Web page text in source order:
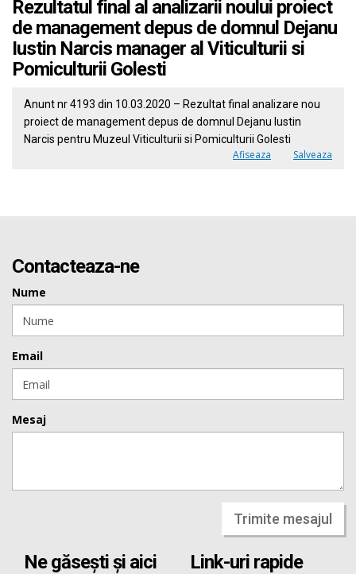
Rezultatul final al analizarii noului proiect
de management depus de domnul Dejanu
Iustin Narcis manager al Viticulturii si
Pomiculturii Golesti
Anunt nr 4193 din 10.03.2020 – Rezultat final analizare nou
proiect de management depus de domnul Dejanu Iustin
Narcis pentru Muzeul Viticulturii si Pomiculturii Golesti
Afiseaza Salveaza
Contacteaza-ne
Nume
Email
Mesaj
Trimite mesajul
Ne găsești și aici Link-uri rapide